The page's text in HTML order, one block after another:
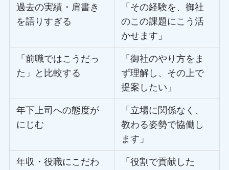
過去の実績・肩書き
を語りすぎる
「その経験を、御社
のこの課題にこう活
かせます」
「前職ではこうだっ
た」と比較する
「御社のやり方をま
ず理解し、その上で
提案したい」
年下上司への態度が
にじむ
「立場に関係なく、
教わる姿勢で協働し
ます」
年収・役職にこだわ
「役割で貢献した